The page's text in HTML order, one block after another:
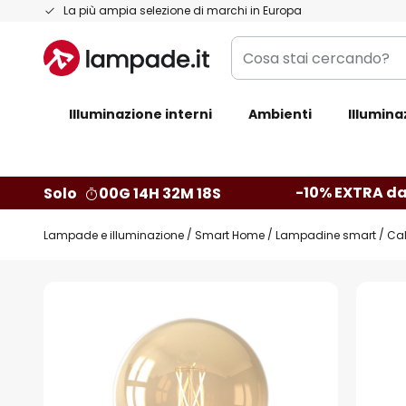
La più ampia selezione di marchi in Europa
Salta
contenuto
Cosa
stai
Illuminazione interni Ambienti
Solo 00G 14H 32M 17S -10% EXTRA
Lampade e illuminazione Smart Home Lampadine smart